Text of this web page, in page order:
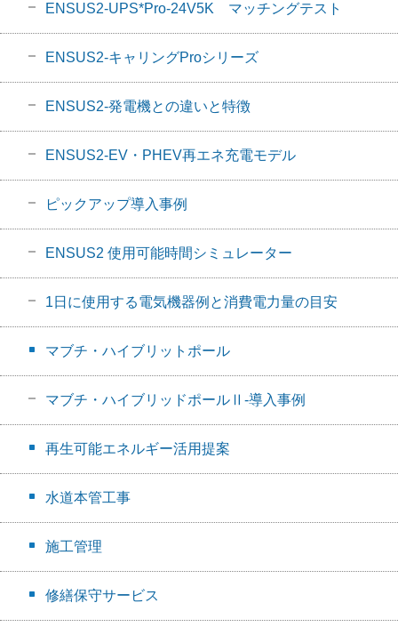
ENSUS2-UPS*Pro-24V5K マッチングテスト
ENSUS2-キャリングProシリーズ
ENSUS2-発電機との違いと特徴
ENSUS2-EV・PHEV再エネ充電モデル
ピックアップ導入事例
ENSUS2 使用可能時間シミュレーター
1日に使用する電気機器例と消費電力量の目安
マブチ・ハイブリットポール
マブチ・ハイブリッドポールⅡ-導入事例
再生可能エネルギー活用提案
水道本管工事
施工管理
修繕保守サービス